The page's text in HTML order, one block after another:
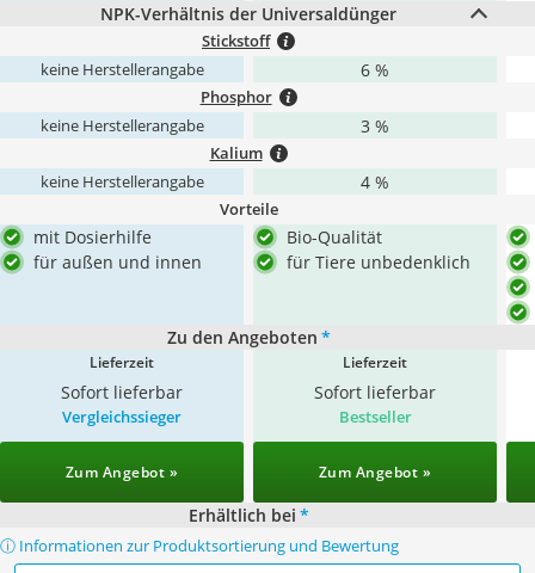
NPK-Verhältnis der Universaldünger
Stickstoff
keine Herstellerangabe 6 %
Phosphor
keine Herstellerangabe 3 %
Kalium
keine Herstellerangabe 4 %
Vorteile
mit Dosierhilfe
für außen und innen
Bio-Qualität
für Tiere unbedenklich
Zu den Angeboten *
Lieferzeit
Sofort lieferbar
Lieferzeit
Sofort lieferbar
Vergleichssieger
Zum Angebot »
Bestseller
Zum Angebot »
Erhältlich bei *
ⓘ Informationen zur Produktsortierung und Bewertung